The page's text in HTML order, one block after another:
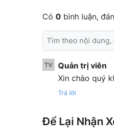
Có 0 bình luận,
TV Quản trị viên
Xin chào quý
Trả lời
Để Lại Nhận